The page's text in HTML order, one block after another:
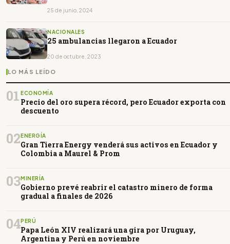
25 de junio, 2024
NACIONALES
25 ambulancias llegaron a Ecuador
20 de octubre, 2023
LO MÁS LEÍDO
01 ECONOMÍA
Precio del oro supera récord, pero Ecuador exporta con
descuento
02ENERGÍA
Gran Tierra Energy venderá sus activos en Ecuador y
Colombia a Maurel & Prom
03MINERÍA
Gobierno prevé reabrir el catastro minero de forma
gradual a finales de 2026
04PERÚ
Papa León XIV realizará una gira por Uruguay,
Argentina y Perú en noviembre